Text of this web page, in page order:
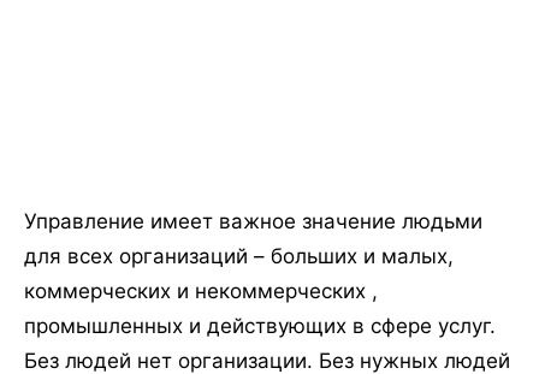
Управление имеет важное значение людьми
для всех организаций – больших и малых,
коммерческих и некоммерческих ,
промышленных и действующих в сфере услуг.
Без людей нет организации. Без нужных людей